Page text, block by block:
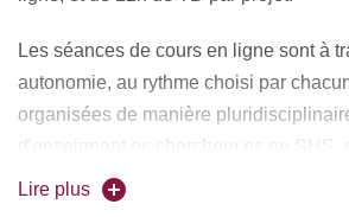
Les séances de cours en ligne sont à
autonomie, au rythme choisi par
organisées de manière
d'enseignant.es chercheur.es en SHS,
parties : les fondamentaux de la crise
Lire plus